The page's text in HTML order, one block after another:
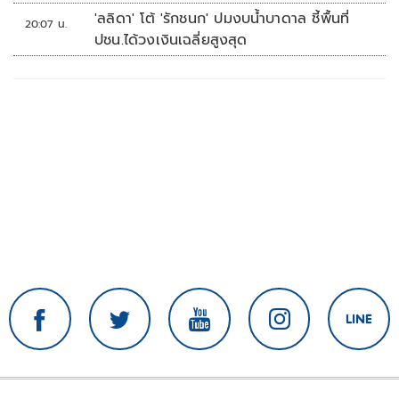
20:07 น.
'ลลิดา' โต้ 'รักชนก' ปมงบน้ำบาดาล ชี้พื้นที่
ปชน.ได้วงเงินเฉลี่ยสูงสุด